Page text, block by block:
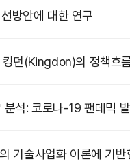
방안에 대한 연구
던(Kingdon)의 정책흐
석: 코로나-19 팬데믹
기술사업화 이론에 기